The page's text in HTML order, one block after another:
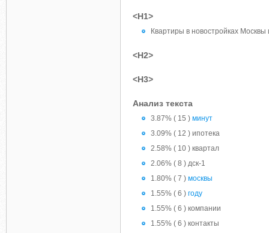
<H1>
Квартиры в новостройках Москвы
<H2>
<H3>
Анализ текста
3.87% ( 15 ) минут
3.09% ( 12 ) ипотека
2.58% ( 10 ) квартал
2.06% ( 8 ) дск-1
1.80% ( 7 ) москвы
1.55% ( 6 ) году
1.55% ( 6 ) компании
1.55% ( 6 ) контакты